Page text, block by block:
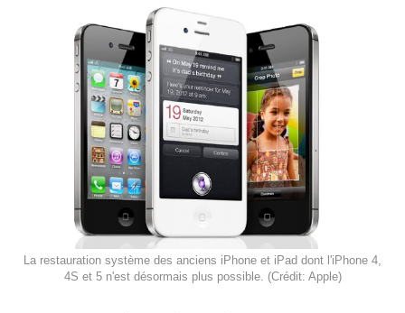
La restauration système des anciens iPhone et iPad dont l'iPhone 4,
4S et 5 n'est désormais plus possible. (Crédit: Apple)